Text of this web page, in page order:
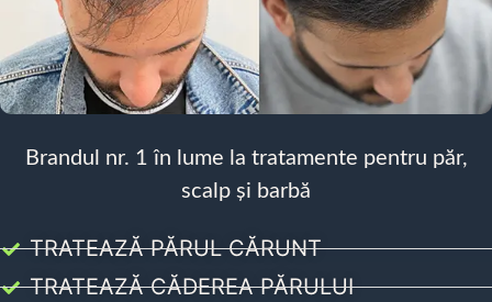
Brandul nr. 1 în lume la tratamente pentru păr,
scalp și barbă
TRATEAZĂ PĂRUL CĂRUNT
TRATEAZĂ CĂDEREA PĂRULUI